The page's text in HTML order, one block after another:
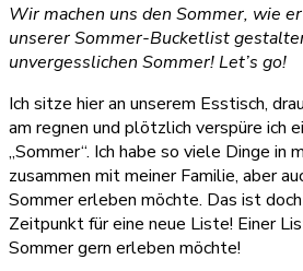
mit
–
für
Wir machen uns den Sommer, wie
unserer Sommer-Bucketlist
unvergesslichen Sommer! Let’s go!
Ich sitze hier an unserem Esstisch,
am regnen und plötzlich verspüre ich
„Sommer“. Ich habe so viele Dinge in
zusammen mit meiner Familie, aber
Sommer erleben möchte. Das ist
Zeitpunkt für eine neue Liste! Einer
Sommer gern erleben möchte!